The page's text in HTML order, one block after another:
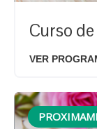
Curso
VER